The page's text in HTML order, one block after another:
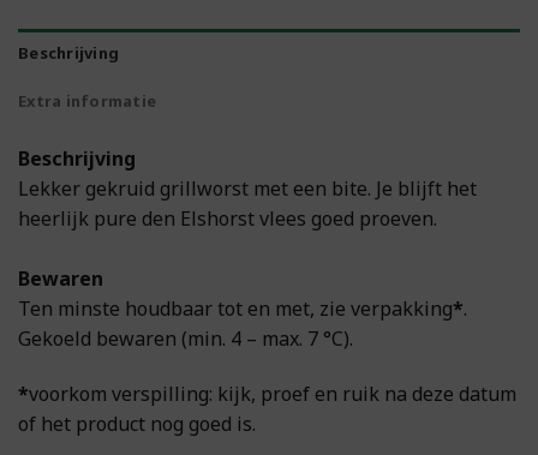
Beschrijving
Extra informatie
Beschrijving
Lekker gekruid grillworst met een bite. Je blijft het
heerlijk pure den Elshorst vlees goed proeven.
Bewaren
Ten minste houdbaar tot en met, zie verpakking*.
Gekoeld bewaren (min. 4 – max. 7 °C).
*voorkom verspilling: kijk, proef en ruik na deze datum
of het product nog goed is.